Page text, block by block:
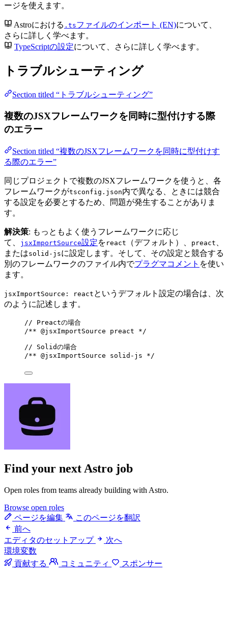
ージを使えます。
Astroにおける .tsファイルのインポート (EN)について、
さらに詳しく学べます。
TypeScriptの設定について、さらに詳しく学べます。
トラブルシューティング
Section titled “トラブルシューティング”
複数のJSXフレームワークを同時に型付けする際
のエラー
Section titled “複数のJSXフレームワークを同時に型付けす
る際のエラー”
同じプロジェクトで複数のJSXフレームワークを使うと、各
フレームワークがtsconfig.json内で異なる、ときには競合
する設定を必要とするため、問題が発生することがありま
す。
解決策: もっともよく使うフレームワークに応じ
て、
jsxImportSource設定を react （デフォルト）、 preact
またはsolid-jsに設定します。そして、その設定と競合する
別のフレームワークのファイル内でプラグマコメント を使い
ます。
jsxImportSource: react というデフォルト設定の場合は、次
のように記述します。
// Preactの場合
/** @jsxImportSource preact */
// Solidの場合
/** @jsxImportSource solid-js */
Find your next Astro job
Open roles from teams already building with Astro.
Browse open roles
ページを編集
このページを翻訳
前へ
エディタのセットアップ
次へ
環境変数
貢献する
コミュニティ スポンサー